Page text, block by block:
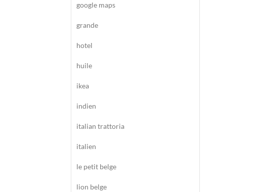
google maps
grande
hotel
huile
ikea
indien
italian trattoria
italien
le petit belge
lion belge